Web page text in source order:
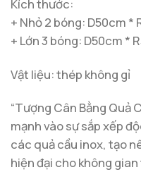
Kích thước:
+ Nhỏ 2 bóng: D50cm *
+ Lớn 3 bóng: D50cm *
Vật liệu: thép không gỉ
“Tượng Cân Bằng Quả
mạnh vào sự sắp xếp
các quả cầu inox, tạo
hiện đại cho không